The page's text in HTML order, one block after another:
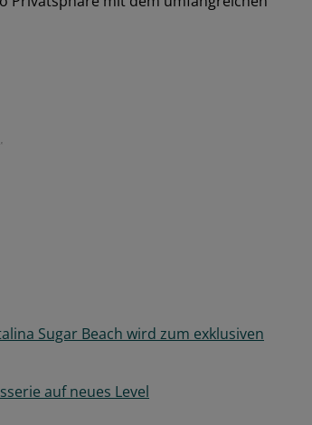
Sugar Beach wird zum exklusiven
auf neues Level